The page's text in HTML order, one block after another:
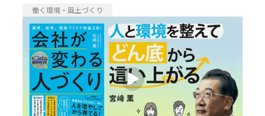
働く環境・風土づくり